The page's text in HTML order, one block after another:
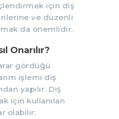
için diş
ve düzenli
da önemlidir.
Onarılır?
gördüğü
işlemi diş
yapılır. Diş
için kullanılan
olabilir: